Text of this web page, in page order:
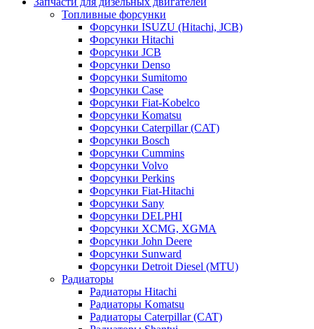
Топливные форсунки
Форсунки ISUZU (Hitachi, JCB)
Форсунки Hitachi
Форсунки JCB
Форсунки Denso
Форсунки Sumitomo
Форсунки Case
Форсунки Fiat-Kobelco
Форсунки Komatsu
Форсунки Caterpillar (CAT)
Форсунки Bosch
Форсунки Cummins
Форсунки Volvo
Форсунки Perkins
Форсунки Fiat-Hitachi
Форсунки Sany
Форсунки DELPHI
Форсунки XCMG, XGMA
Форсунки John Deere
Форсунки Sunward
Форсунки Detroit Diesel (MTU)
Радиаторы
Радиаторы Hitachi
Радиаторы Komatsu
Радиаторы Caterpillar (CAT)